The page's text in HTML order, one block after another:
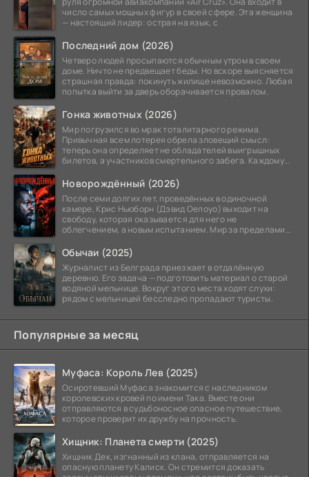
число самых мощных фигур в своей сфере. Эта женщина
— настоящий лидер: острая на язык, с
Последний дом (2026)
Четверо людей просыпаются обычным утром в своем
доме. Ничто не предвещает беды. Но вскоре выясняется
страшная правда: покинуть жилище невозможно. Любая
попытка выйти за дверь оборачивается провалом.
Гонка животных (2026)
Мир погрузился во мрак тоталитарного режима.
Привычная всем лотерея обрела зловещий смысл:
теперь она определяет не обладателей выигрышных
билетов, а участников смертельного забега. Каждому
Новорождённый (2026)
После семи долгих лет, проведённых в одиночной
камере, Крис Ньюборн (Дэвид Оелоуо) выходит на
свободу, которая оказывается для него не
облегчением, а новым испытанием. Мир за пределами
Обычаи (2025)
Журналист из Белграда приезжает в отдалённую
деревню. Его задача — подготовить материал о старой
водяной мельнице. Вокруг этого места ходят слухи:
рядом с мельницей бесследно пропадают туристы.
Популярные за месяц
Муфаса: Король Лев (2025)
Осиротевший Муфаса знакомится с наследником
королевских кровей по имени Така. Вместе они
отправляются в судьбоносное опасное путешествие,
которое проверит их дружбу на прочность.
Хищник: Планета смерти (2025)
Хищник Дек, изгнанный из клана, отправляется на
опасную планету Калиск. Он стремится доказать